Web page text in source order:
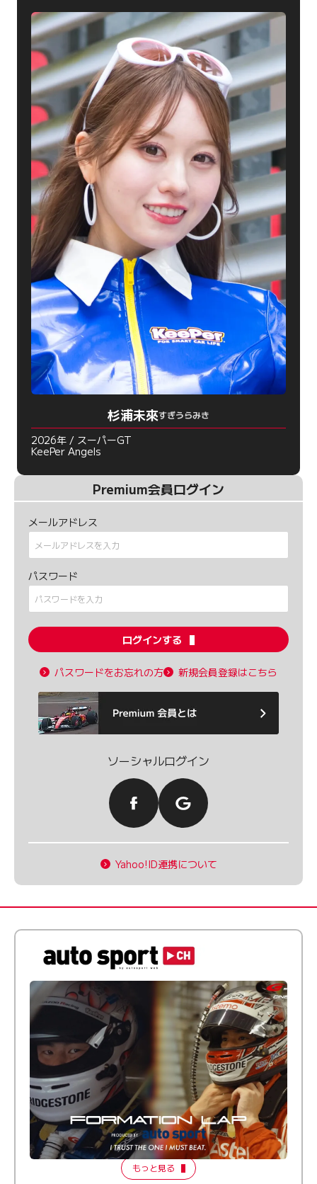
杉浦未來すぎうらみき
2026年 / スーパーGT
KeePer Angels
Premium会員ログイン
メールアドレス
パスワード
ログインする
パスワードをお忘れの方 新規会員登録はこちら
ソーシャルログイン
Yahoo!ID連携について
倒す相手を、信じてる。小林利徠斗 × 野村勇斗
【FORMATION LAP Produced by auto sport】
2026 Episode 2
もっと見る